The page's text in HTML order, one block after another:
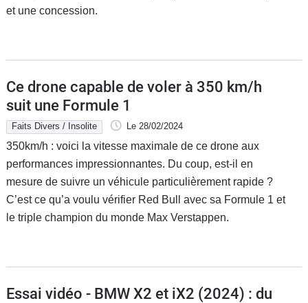
et une concession.
Ce drone capable de voler à 350 km/h
suit une Formule 1
Faits Divers / Insolite Le 28/02/2024
350km/h : voici la vitesse maximale de ce drone aux
performances impressionnantes. Du coup, est-il en
mesure de suivre un véhicule particulièrement rapide ?
C’est ce qu’a voulu vérifier Red Bull avec sa Formule 1 et
le triple champion du monde Max Verstappen.
Essai vidéo - BMW X2 et iX2 (2024) : du